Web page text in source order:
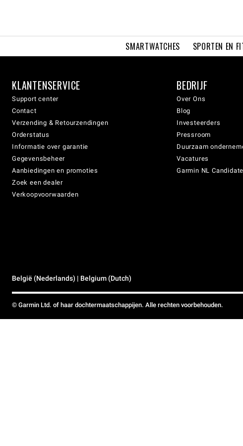
SMARTWATCHES SPORTEN EN
KLANTENSERVICE
Support center
Contact
Verzending & Retourzendingen
Orderstatus
Informatie over garantie
Gegevensbeheer
Aanbiedingen en promoties
Zoek een dealer
Verkoopvoorwaarden
BEDRIJF
Over Ons
Blog
Investeerders
Pressroom
Duurzaam
Vacatures
Garmin NL
België (Nederlands) | Belgium (Dutch)
© Garmin Ltd. of haar dochtermaatschappijen. Alle rechten voorbehouden.